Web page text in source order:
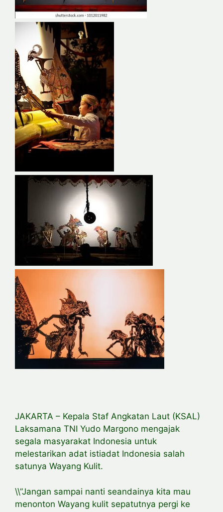
JAKARTA – Kepala Staf Angkatan Laut (KSAL)
Laksamana TNI Yudo Margono mengajak
segala masyarakat Indonesia untuk
melestarikan adat istiadat Indonesia salah
satunya Wayang Kulit.
\\”Jangan sampai nanti seandainya kita mau
menonton Wayang kulit sepatutnya pergi ke